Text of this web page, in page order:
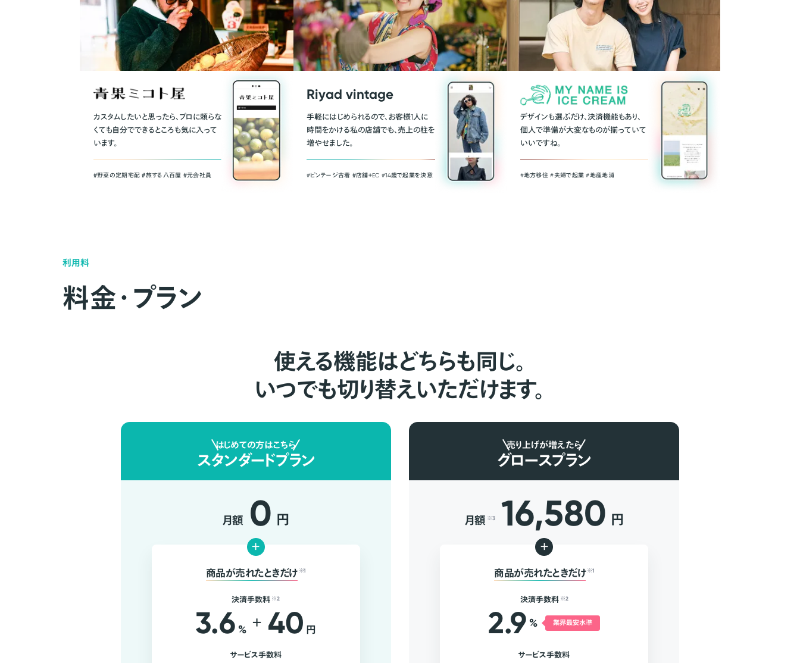
カスタムしたいと思ったら、プロに頼らな
くても自分でできるところも気に入って
います。
＃野菜の定期宅配 ＃旅する八百屋 ＃元会社員
Riyad vintage
手軽にはじめられるので、お客様1人に
時間をかける私の店舗でも、売上の柱を
増やせました。
#ビンテージ古着 ＃店舗＋EC #14歳で起業を決意
デザインも選ぶだけ、決済機能もあり、
個人で準備が大変なものが揃っていて
いいですね。
#地方移住 #夫婦で起業 #地産地消
利用料
料金・プラン
使える機能はどちらも同じ。
いつでも切り替えいただけます。
はじめての方はこちら
スタンダードプラン
月額 0 円
+
商品が売れたときだけ ※1
決済手数料 ※2
3.6 % + 40 円
サービス手数料
売り上げが増えたら
グロースプラン
月額 ※3 16,580 円
+
商品が売れたときだけ ※1
決済手数料 ※2
2.9 % 業界最安水準
サービス手数料